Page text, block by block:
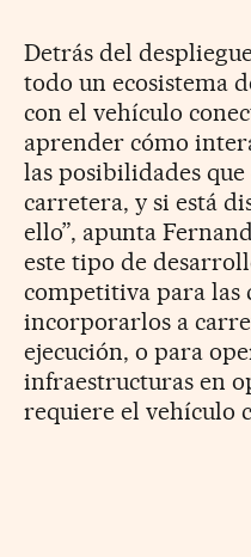
Detrás del
todo un ecosistema
con el vehículo
aprender cómo
las posibilidades que
carretera, y si está
ello”, apunta
este tipo de
competitiva para las
incorporarlos a
ejecución, o para
infraestructuras en
requiere el vehículo